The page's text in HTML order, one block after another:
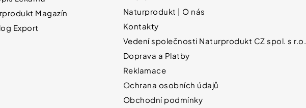
Magazín
Export
Naturprodukt | O nás
Kontakty
Vedení společnosti Naturprodukt CZ spol. s r.o.
Doprava a Platby
Reklamace
Ochrana osobních údajů
Obchodní podmínky